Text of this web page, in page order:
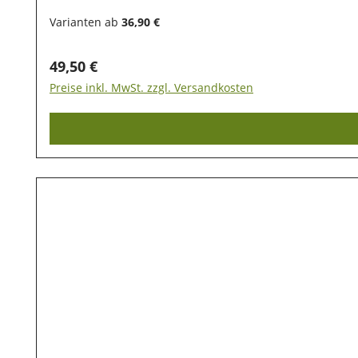
(Art. 140180) Futtermenge Vorteile:- Futter ist
Varianten ab 36,90 €
Regulärer Preis:
49,50 €
Preise inkl. MwSt. zzgl. Versandkosten